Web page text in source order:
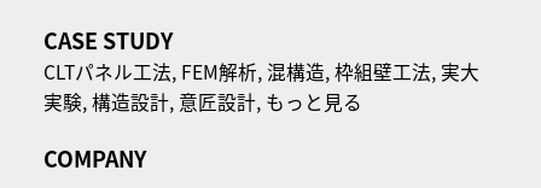
CASE STUDY
CLTパネル⼯法, FEM解析,混構造,枠組壁工法, 実大
実験,構造設計, 意匠設計, もっと見る
COMPANY